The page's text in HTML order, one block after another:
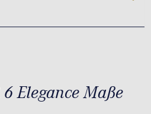
Elegance Maße